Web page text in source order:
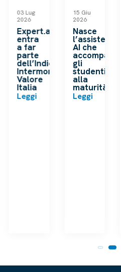
03 Lug
2026
Expert.ai
entra
a far
parte
dell’Indice
Intermonte
Valore
Italia
Leggi
15 Giu
2026
Nasce
l’assistente
AI che
accompagna
gli
studenti
alla
maturità
Leggi